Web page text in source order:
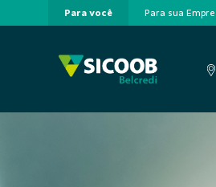
Pular para o Conteúdo principal
Para você Para sua